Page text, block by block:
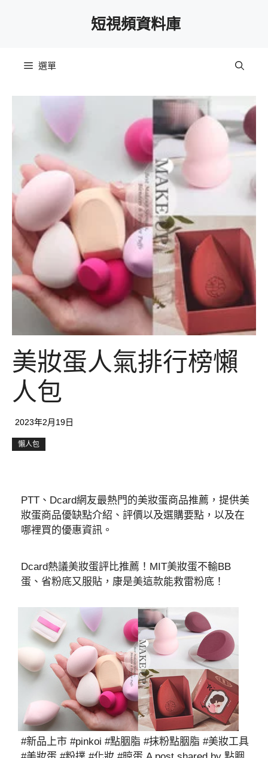
短視頻資料庫
選單
美妝蛋人氣排行榜懶
人包
2023年2月19日
懶人包
PTT、Dcard網友最熱門的美妝蛋商品推薦，提供美
妝蛋商品優缺點介紹、評價以及選購要點，以及在
哪裡買的優惠資訊。
Dcard熱議美妝蛋評比推薦！MIT美妝蛋不輸BB
蛋、省粉底又服貼，康是美這款能救雷粉底！
#新品上市 #pinkoi #點胭脂 #抹粉點胭脂 #美妝工具